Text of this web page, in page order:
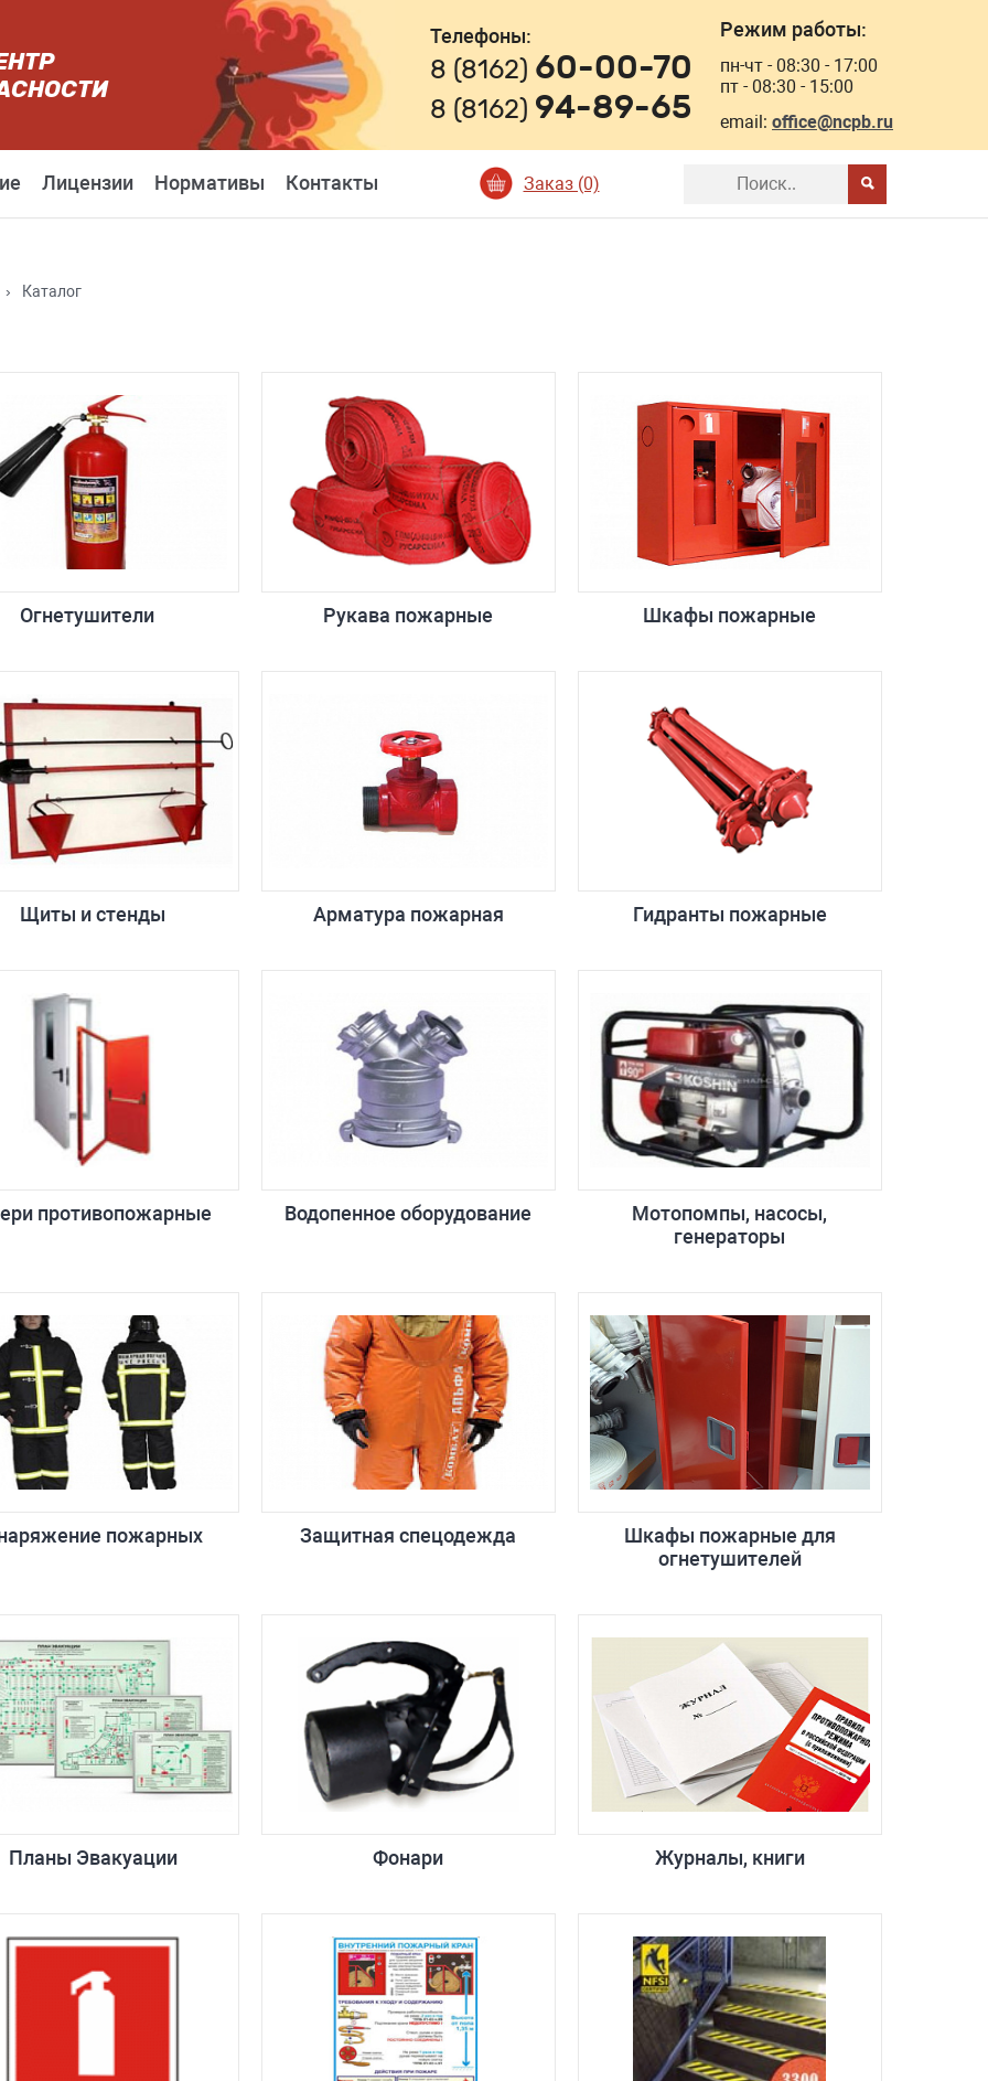
Телефоны:
8 (8162) 60-00-70
8 (8162) 94-89-65
Режим работы:
пн-чт - 08:30 - 17:00
пт - 08:30 - 15:00
email: office@ncpb.ru
Лицензии Нормативы Контакты Заказ (0)
› Каталог
Огнетушители Рукава пожарные Шкафы пожарные
Щиты и стенды Арматура пожарная Гидранты пожарные
противопожарные Водопенное оборудование
Мотопомпы, насосы,
генераторы
пожарных Защитная спецодежда
Шкафы пожарные для
огнетушителей
Планы Эвакуации Фонари Журналы, книги